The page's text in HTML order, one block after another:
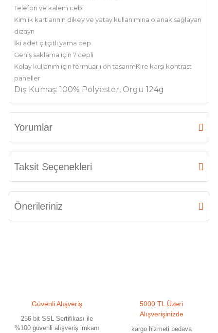
Telefon ve kalem cebi
Kimlik kartlarının dikey ve yatay kullanımına olanak sağlayan
dizayn
İki adet çıtçıtlı yama cep
Geniş saklama için 7 cepli
Kolay kullanım için fermuarlı ön tasarımKire karşı kontrast
paneller
Dış Kumaş: 100% Polyester, Orgu 124g
Yorumlar
Bu ürüne ilk yorumu siz yapın!
Taksit Seçenekleri
Önerileriniz
Ürün açıklamasında eksik bilgiler bulunuyor.
Ürün bilgilerinde hatalar bulunuyor.
Güvenli Alışveriş
256 bit SSL Sertifikası ile
%100 güvenli alışveriş imkanı
5000 TL Üzeri
Alışverişinizde
kargo hizmeti bedava